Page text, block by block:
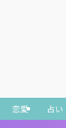
恋愛 占い